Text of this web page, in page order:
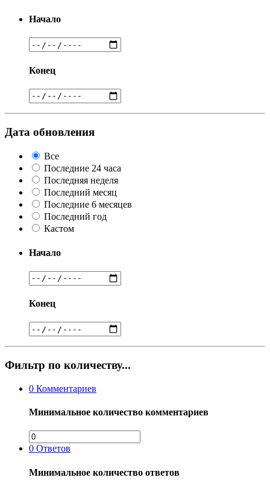
Начало
Конец
Дата обновления
Все
Последние 24 часа
Последняя неделя
Последний месяц
Последние 6 месяцев
Последний год
Кастом
Начало
Конец
Фильтр по количеству...
0 Комментариев
Минимальное количество комментариев
0 Ответов
Минимальное количество ответов